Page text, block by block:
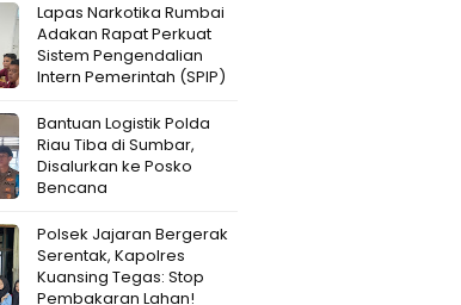
Lapas Narkotika Rumbai
Adakan Rapat Perkuat
Sistem Pengendalian
Intern Pemerintah (SPIP)
Bantuan Logistik Polda
Riau Tiba di Sumbar,
Disalurkan ke Posko
Bencana
Polsek Jajaran Bergerak
Serentak, Kapolres
Kuansing Tegas: Stop
Pembakaran Lahan!